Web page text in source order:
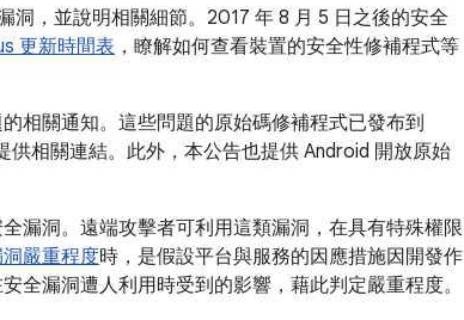
洞，並說明相關細節。2017 年 8 月 5 日之後的安全
更新時間表 ，瞭解如何查看裝置的安全性修補程式等
相關通知。這些問題的原始碼修補程式已發布到
相關連結。此外，本公告也提供 Android 開放原始
漏洞。遠端攻擊者可利用這類漏洞，在具有特殊權限
嚴重程度時，是假設平台與服務的因應措施因開發作
全漏洞遭人利用時受到的影響，藉此判定嚴重程度。